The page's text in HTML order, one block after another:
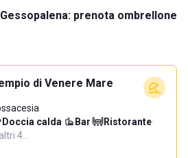
prenota ombrellone
di Venere Mare
Doccia calda· Bar· Ristorante·
4…